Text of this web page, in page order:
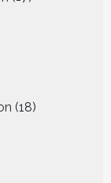
producten
18
producten